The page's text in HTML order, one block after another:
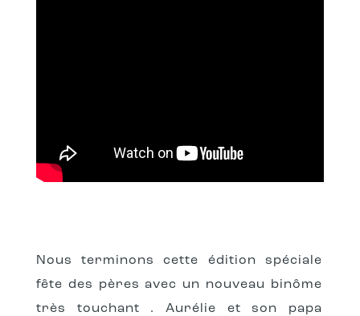
Nous terminons cette édition spéciale
fête des pères avec un nouveau binôme
très touchant . Aurélie et son papa